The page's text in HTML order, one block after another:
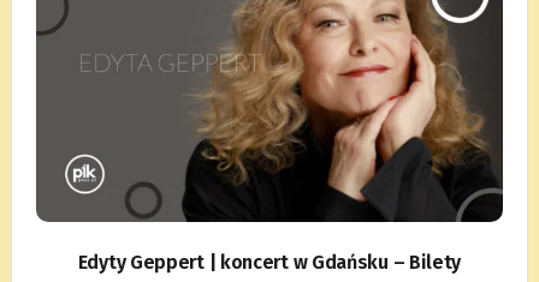
Edyty Geppert | koncert w Gdańsku – Bilety